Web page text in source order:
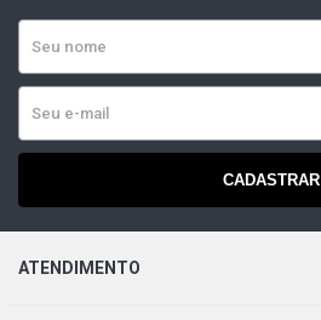
CADASTRAR
ATENDIMENTO